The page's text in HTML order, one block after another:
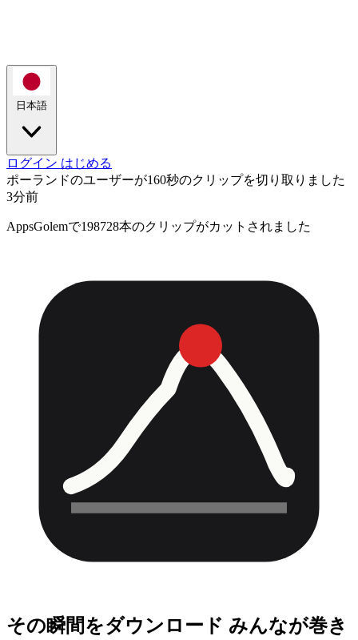
日本語
ログイン はじめる
ポーランドのユーザーが160秒のクリップを切り取りました
3分前
AppsGolemで198728本のクリップがカットされました
その瞬間をダウンロード みんなが巻き